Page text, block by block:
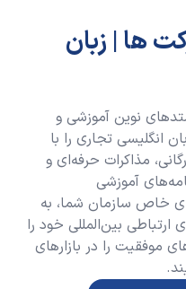
ها | زبان
نوین آموزشی و
انگلیسی تجاری را با
مذاکرات حرفه‌ای و
آموزشی
خاص سازمان شما، به
بین‌المللی خود را
موفقیت را در بازارهای